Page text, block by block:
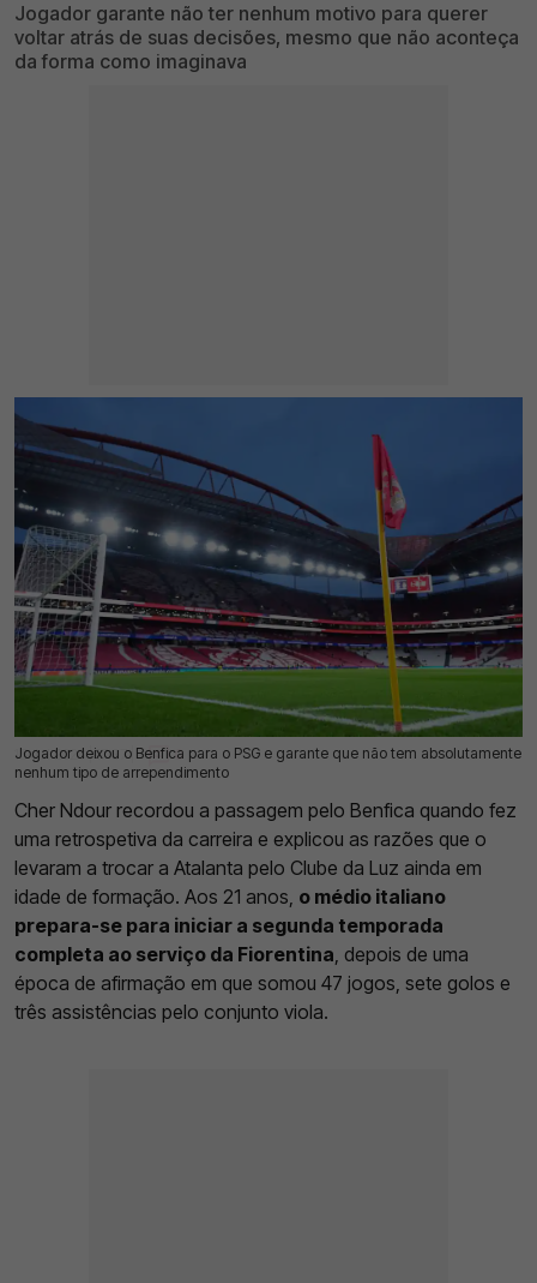
Jogador garante não ter nenhum motivo para querer
voltar atrás de suas decisões, mesmo que não aconteça
da forma como imaginava
Jogador deixou o Benfica para o PSG e garante que não tem absolutamente
nenhum tipo de arrependimento
15 Jul 2026 | 17:37 | 0
Cher Ndour recordou a passagem pelo Benfica quando fez
uma retrospetiva da carreira e explicou as razões que o
levaram a trocar a Atalanta pelo Clube da Luz ainda em
idade de formação. Aos 21 anos, o médio italiano
prepara-se para iniciar a segunda temporada
completa ao serviço da Fiorentina , depois de uma
época de afirmação em que somou 47 jogos, sete golos e
três assistências pelo conjunto viola.